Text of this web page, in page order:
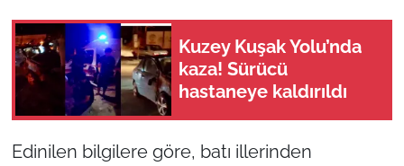
Kuzey Kuşak Yolu’nda
kaza! Sürücü
hastaneye kaldırıldı
Edinilen bilgilere göre, batı illerinden